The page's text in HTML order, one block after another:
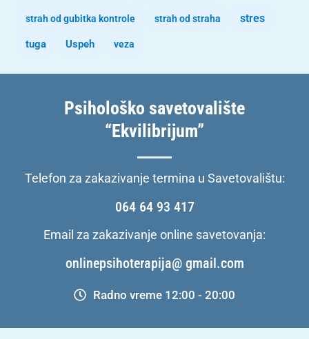
strah od gubitka kontrole strah od straha stres
tuga Uspeh veza
Psihološko savetovalište
“Ekvilibrijum”
Telefon za zakazivanje termina u Savetovalištu:
064 64 93 417
Email za zakazivanje online savetovanja:
onlinepsihoterapija@ gmail.com
Radno vreme 12:00 - 20:00